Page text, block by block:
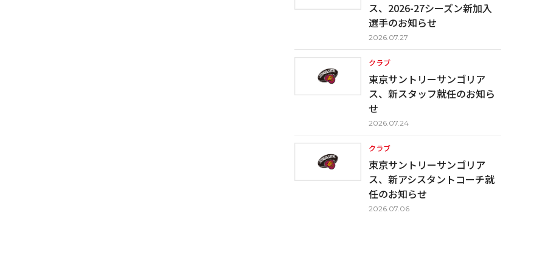
ス、2026-27シーズン新加入
選手のお知らせ
2026.07.27
クラブ
東京サントリーサンゴリア
ス、新スタッフ就任のお知ら
せ
2026.07.24
クラブ
東京サントリーサンゴリア
ス、新アシスタントコーチ就
任のお知らせ
2026.07.06